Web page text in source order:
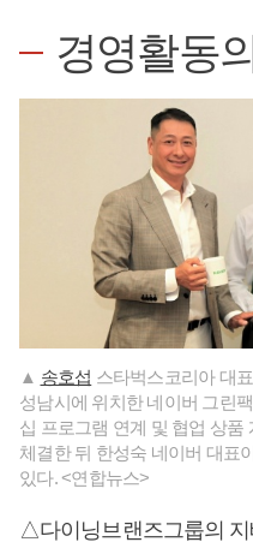
경영활동
▲ 송호섭 스타벅스코리아 대
성남시에 위치한 네이버 그린
십 프로그램 연계 및 협업 상
체결한 뒤 한성숙 네이버 대표
있다. <연합뉴스>
△다이닝브랜즈그룹의